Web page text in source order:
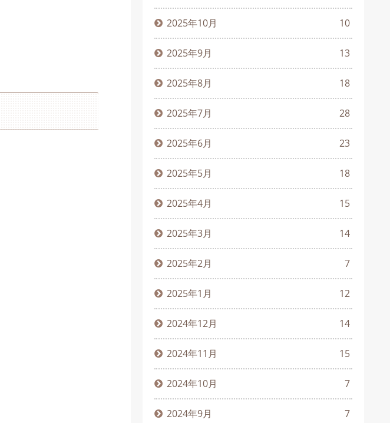
2025年10月 10
2025年9月 13
2025年8月 18
2025年7月 28
2025年6月 23
2025年5月 18
2025年4月 15
2025年3月 14
2025年2月 7
2025年1月 12
2024年12月 14
2024年11月 15
2024年10月 7
2024年9月 7